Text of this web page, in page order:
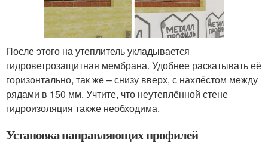
После этого на утеплитель укладывается
гидроветрозащитная мембрана. Удобнее раскатывать её
горизонтально, так же – снизу вверх, с нахлёстом между
рядами в 150 мм. Учтите, что неутеплённой стене
гидроизоляция также необходима.
Установка направляющих профилей